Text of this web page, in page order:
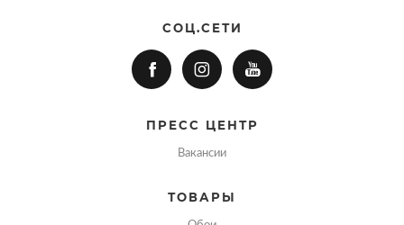
СОЦ.СЕТИ
ПРЕСС ЦЕНТР
Вакансии
ТОВАРЫ